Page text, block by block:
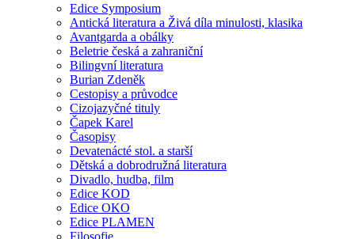
Edice Symposium
Antická literatura a Živá díla minulosti, klasika
Avantgarda a obálky
Beletrie česká a zahraniční
Bilingvní literatura
Burian Zdeněk
Cestopisy a průvodce
Cizojazyčné tituly
Čapek Karel
Časopisy
Devatenácté stol. a starší
Dětská a dobrodružná literatura
Divadlo, hudba, film
Edice KOD
Edice OKO
Edice PLAMEN
Filosofie